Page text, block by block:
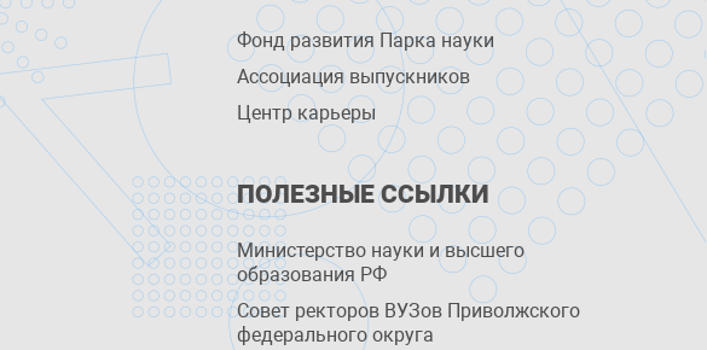
Фонд развития Парка науки
Ассоциация выпускников
Центр карьеры
ПОЛЕЗНЫЕ ССЫЛКИ
Министерство науки и высшего
образования РФ
Совет ректоров ВУЗов Приволжского
федерального округа